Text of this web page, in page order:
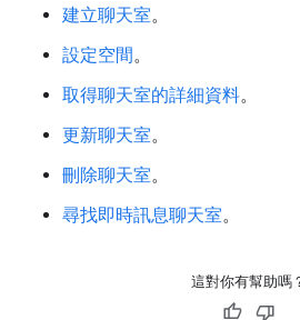
建立聊天室。
設定空間。
取得聊天室的詳細資料。
更新聊天室。
刪除聊天室。
尋找即時訊息聊天室。
這對你有幫助嗎